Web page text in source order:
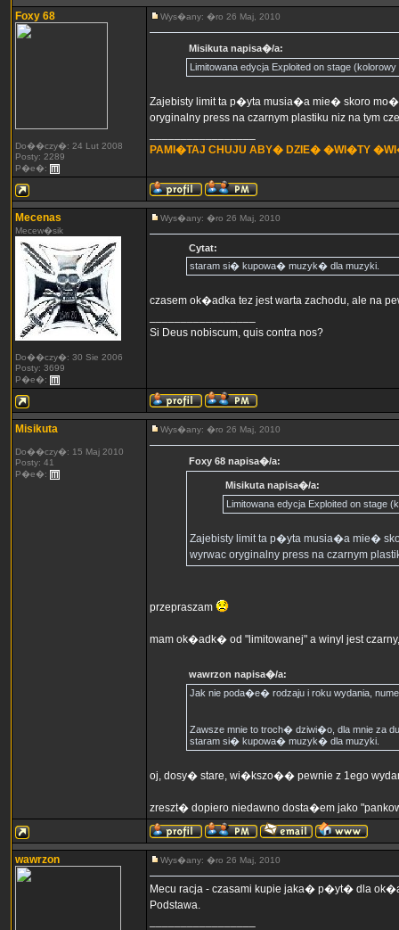
Foxy 68
Do��czy�: 24 Lut 2008
Posty: 2289
P�e�:
Wys�any: �ro 26 Maj, 2010
Misikuta napisa�/a:
Limitowana edycja Exploited on stage (kolorowy
Zajebisty limit ta p�yta musia�a mie� skoro
oryginalny press na czarnym plastiku niz na tym
PAMI�TAJ CHUJU ABY� DZIE� �WI�TY
Mecenas
Mecew�sik
Do��czy�: 30 Sie 2006
Posty: 3699
P�e�:
Wys�any: �ro 26 Maj, 2010
Cytat:
staram si� kupowa� muzyk� dla muzyki.
czasem ok�adka tez jest warta zachodu, ale na
Si Deus nobiscum, quis contra nos?
Misikuta
Do��czy�: 15 Maj 2010
Posty: 41
P�e�:
Wys�any: �ro 26 Maj, 2010
Foxy 68 napisa�/a:
Misikuta napisa�/a:
Limitowana edycja Exploited on stage
Zajebisty limit ta p�yta musia�a mie�
wyrwac oryginalny press na czarnym
przepraszam
mam ok�adk� od "limitowanej" a winyl jest
wawrzon napisa�/a:
Jak nie poda�e� rodzaju i roku wydania,
Zawsze mnie to troch� dziwi�o, dla mnie za
staram si� kupowa� muzyk� dla muzyki.
oj, dosy� stare, wi�kszo�� pewnie z 1ego
zreszt� dopiero niedawno dosta�em jako
wawrzon Wys�any: �ro 26 Maj, 2010
Mecu racja - czasami kupie jaka� p�yt� dla
Podstawa.